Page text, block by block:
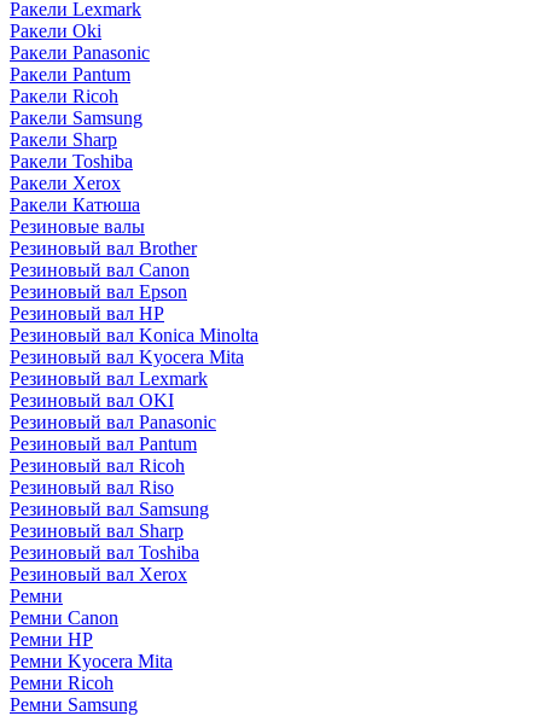
Ракели Lexmark
Ракели Oki
Ракели Panasonic
Ракели Pantum
Ракели Ricoh
Ракели Samsung
Ракели Sharp
Ракели Toshiba
Ракели Xerox
Ракели Катюша
Резиновые валы
Резиновый вал Brother
Резиновый вал Canon
Резиновый вал Epson
Резиновый вал HP
Резиновый вал Konica Minolta
Резиновый вал Kyocera Mita
Резиновый вал Lexmark
Резиновый вал OKI
Резиновый вал Panasonic
Резиновый вал Pantum
Резиновый вал Ricoh
Резиновый вал Riso
Резиновый вал Samsung
Резиновый вал Sharp
Резиновый вал Toshiba
Резиновый вал Xerox
Ремни
Ремни Canon
Ремни HP
Ремни Kyocera Mita
Ремни Ricoh
Ремни Samsung